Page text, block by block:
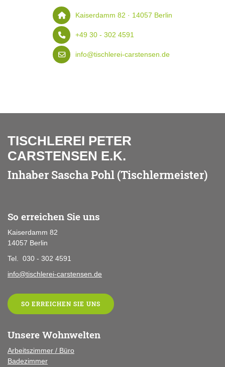
Kaiserdamm 82 · 14057 Berlin
+49 30 - 302 4591
info@tischlerei-carstensen.de
TISCHLEREI PETER
CARSTENSEN E.K.
Inhaber Sascha Pohl (Tischlermeister)
So erreichen Sie uns
Kaiserdamm 82
14057 Berlin
Tel. 030 - 302 4591
info@tischlerei-carstensen.de
SO ERREICHEN SIE UNS
Unsere Wohnwelten
Arbeitszimmer / Büro
Badezimmer